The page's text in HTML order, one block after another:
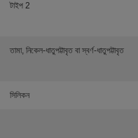
টাইপ 2
তামা, নিকেল-ধাতুপট্টাবৃত বা স্বর্ণ-ধাতুপট্টাবৃত
সিলিকন